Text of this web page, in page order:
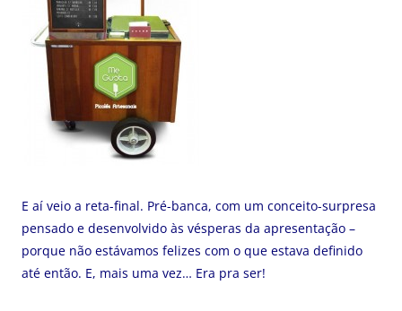
E aí veio a reta-final. Pré-banca, com um conceito-surpresa
pensado e desenvolvido às vésperas da apresentação –
porque não estávamos felizes com o que estava definido
até então. E, mais uma vez… Era pra ser!